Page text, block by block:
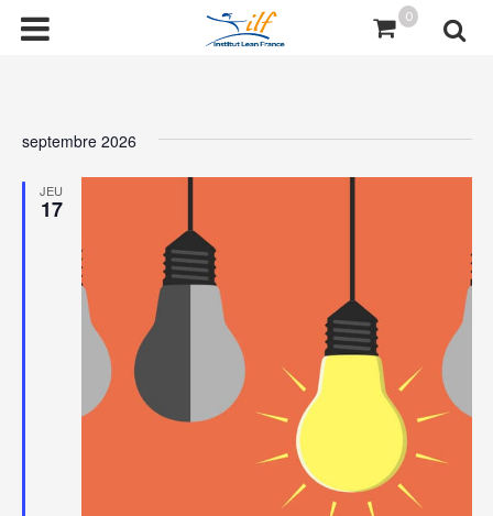
0
septembre 2026
JEU
17